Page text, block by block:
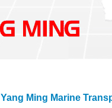
Yang Ming Marine